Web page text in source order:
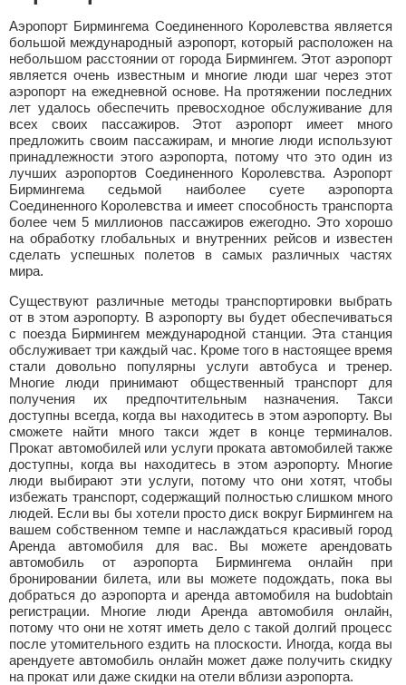
Аэропорт Бирмингема Соединенного Королевства является
большой международный аэропорт, который расположен на
небольшом расстоянии от города Бирмингем. Этот аэропорт
является очень известным и многие люди шаг через этот
аэропорт на ежедневной основе. На протяжении последних
лет удалось обеспечить превосходное обслуживание для
всех своих пассажиров. Этот аэропорт имеет много
предложить своим пассажирам, и многие люди используют
принадлежности этого аэропорта, потому что это один из
лучших аэропортов Соединенного Королевства. Аэропорт
Бирмингема седьмой наиболее суете аэропорта
Соединенного Королевства и имеет способность транспорта
более чем 5 миллионов пассажиров ежегодно. Это хорошо
на обработку глобальных и внутренних рейсов и известен
сделать успешных полетов в самых различных частях
мира.
Существуют различные методы транспортировки выбрать
от в этом аэропорту. В аэропорту вы будет обеспечиваться
с поезда Бирмингем международной станции. Эта станция
обслуживает три каждый час. Кроме того в настоящее время
стали довольно популярны услуги автобуса и тренер.
Многие люди принимают общественный транспорт для
получения их предпочтительным назначения. Такси
доступны всегда, когда вы находитесь в этом аэропорту. Вы
сможете найти много такси ждет в конце терминалов.
Прокат автомобилей или услуги проката автомобилей также
доступны, когда вы находитесь в этом аэропорту. Многие
люди выбирают эти услуги, потому что они хотят, чтобы
избежать транспорт, содержащий полностью слишком много
людей. Если вы бы хотели просто диск вокруг Бирмингем на
вашем собственном темпе и наслаждаться красивый город
Аренда автомобиля для вас. Вы можете арендовать
автомобиль от аэропорта Бирмингема онлайн при
бронировании билета, или вы можете подождать, пока вы
добраться до аэропорта и аренда автомобиля на budobtain
регистрации. Многие люди Аренда автомобиля онлайн,
потому что они не хотят иметь дело с такой долгий процесс
после утомительного ездить на плоскости. Иногда, когда вы
арендуете автомобиль онлайн может даже получить скидку
на прокат или даже скидки на отели вблизи аэропорта.